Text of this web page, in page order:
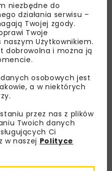
zaległości oraz w
płatności
gospodarowania
na rynku jest
pewnym płatnikiem za
mieć kłopoty, które
dodaje prezes BIG
fala pożarów ogarnęła
mogło to być
niezbędne do
działania serwisu –
Twojej zgody.
Twoje
Użytkownikiem.
dobrowolna i można ją
osobowych jest
a w niektórych
przez nas z plików
Twoich danych
Ci
w naszej Polityce